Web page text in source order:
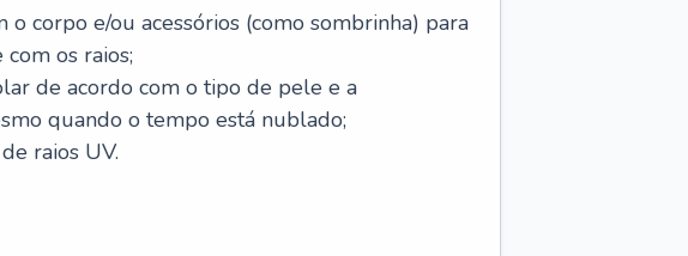
corpo e/ou acessórios (como sombrinha) para
os raios;
de acordo com o tipo de pele e a
quando o tempo está nublado;
raios UV.